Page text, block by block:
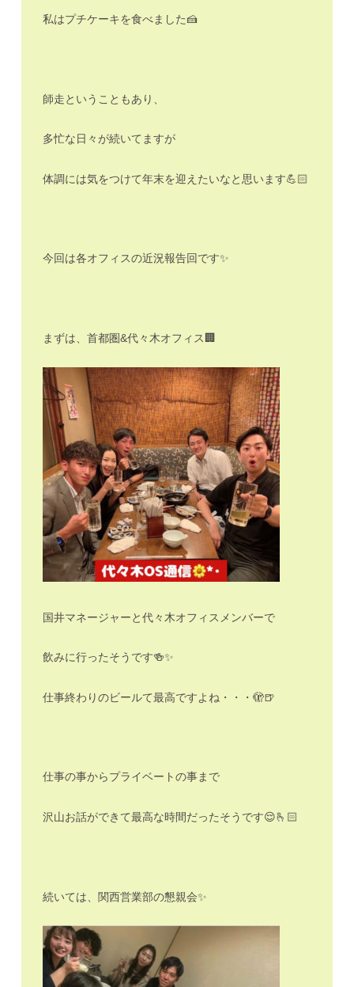
私はプチケーキを食べました🍰
師走ということもあり、
多忙な日々が続いてますが
体調には気をつけて年末を迎えたいなと思います💪🏻
今回は各オフィスの近況報告回です✨
まずは、首都圏&代々木オフィス🏢
国井マネージャーと代々木オフィスメンバーで
飲みに行ったそうです🍻✨
仕事終わりのビールて最高ですよね・・・🫣🍺
仕事の事からプライベートの事まで
沢山お話ができて最高な時間だったそうです😌🫰🏻
続いては、関西営業部の懇親会✨